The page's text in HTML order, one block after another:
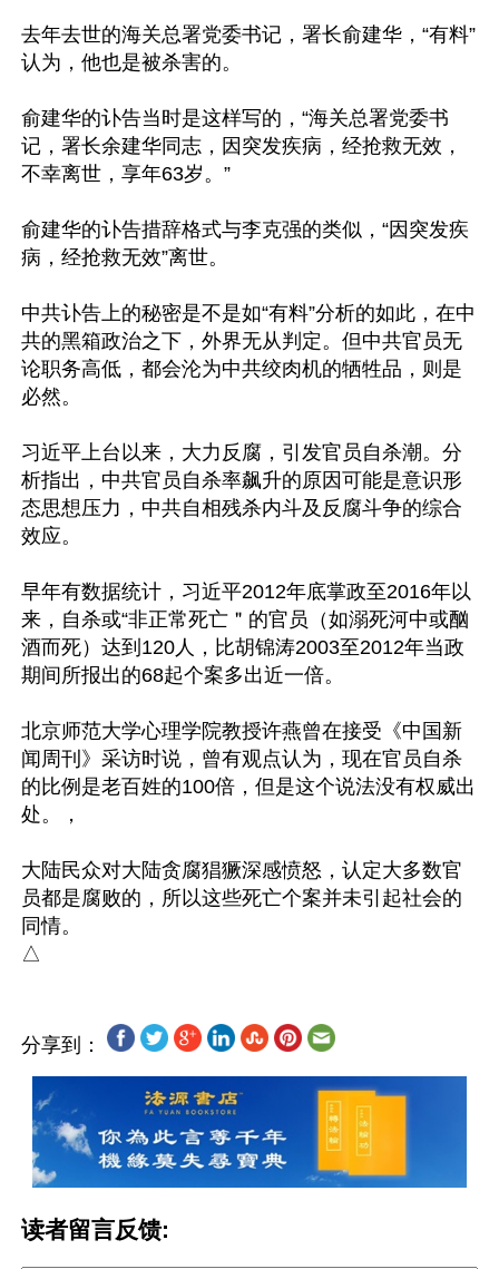
去年去世的海关总署党委书记，署长俞建华，“有料”
认为，他也是被杀害的。
俞建华的讣告当时是这样写的，“海关总署党委书
记，署长余建华同志，因突发疾病，经抢救无效，
不幸离世，享年63岁。”
俞建华的讣告措辞格式与李克强的类似，“因突发疾
病，经抢救无效”离世。
中共讣告上的秘密是不是如“有料”分析的如此，在中
共的黑箱政治之下，外界无从判定。但中共官员无
论职务高低，都会沦为中共绞肉机的牺牲品，则是
必然。
习近平上台以来，大力反腐，引发官员自杀潮。分
析指出，中共官员自杀率飙升的原因可能是意识形
态思想压力，中共自相残杀内斗及反腐斗争的综合
效应。
早年有数据统计，习近平2012年底掌政至2016年以
来，自杀或“非正常死亡＂的官员（如溺死河中或酗
酒而死）达到120人，比胡锦涛2003至2012年当政
期间所报出的68起个案多出近一倍。
北京师范大学心理学院教授许燕曾在接受《中国新
闻周刊》采访时说，曾有观点认为，现在官员自杀
的比例是老百姓的100倍，但是这个说法没有权威出
处。，
大陆民众对大陆贪腐猖獗深感愤怒，认定大多数官
员都是腐败的，所以这些死亡个案并未引起社会的
同情。
分享到：
读者留言反馈: